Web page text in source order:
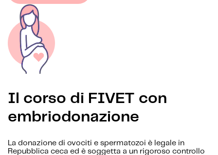
Il corso di FIVET con
embriodonazione
La donazione di ovociti e spermatozoi è legale in
Repubblica ceca ed è soggetta a un rigoroso controllo